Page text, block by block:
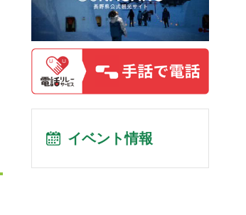
イベント情報